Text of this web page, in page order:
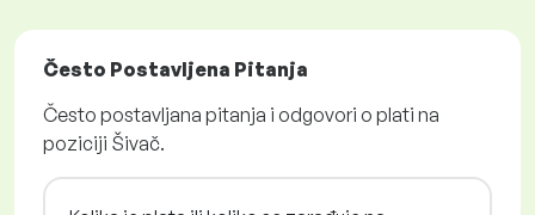
Često Postavljena Pitanja
Često postavljana pitanja i odgovori o plati na
poziciji Šivač.